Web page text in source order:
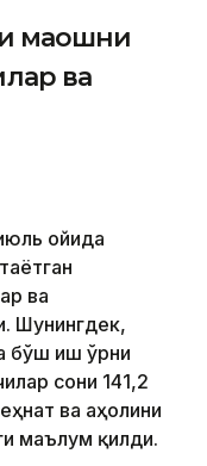
маошни
ва
ойида
ва
Шунингдек,
бўш иш ўрни
сони 141,2
ва аҳолини
маълум қилди.